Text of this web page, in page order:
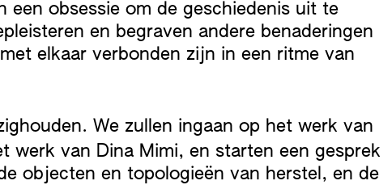
obsessie om de geschiedenis uit te
en begraven andere benaderingen
elkaar verbonden zijn in een ritme van
We zullen ingaan op het werk van
werk van Dina Mimi, en starten een gesprek
objecten en topologieën van herstel, en de